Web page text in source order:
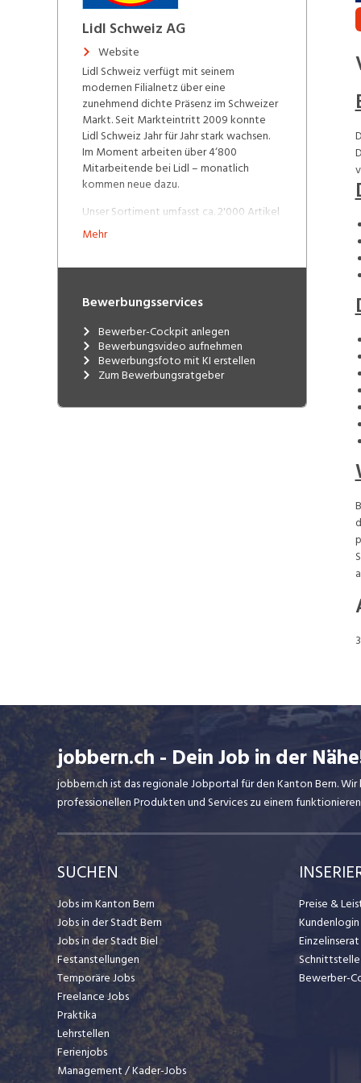
Lidl Schweiz AG
Website
Lidl Schweiz verfügt mit seinem
modernen Filialnetz über eine
zunehmend dichte Präsenz im Schweizer
Markt. Seit Markteintritt 2009 konnte
Lidl Schweiz Jahr für Jahr stark wachsen.
Im Moment arbeiten über 4‘800
Mitarbeitende bei Lidl – monatlich
kommen neue dazu.
Unser Sortiment umfasst ca. 2'000 Artikel
des täglichen Bedarfs. Die Schweizer
Herkunft unserer Produkte ist uns sehr
hochwertige, frische Obst-, Gemüse- und
Brotauswahl im Offenverkauf sowie
Milchprodukte ergänzt. Unsere
wöchentlichen Aktionen mit
ausgewählten Non-Food und Elektronik-
Es erwarten dich spannende Aufgaben
und vielseitige Karrieremöglichkeiten im
dynamischen Umfeld des Detailhandels.
Erfahre mehr zu unseren Einstiegs- und
Karrieremöglichkeiten unterteam.lidl.ch
Mehr
Bewerbungsservices
Bewerber-Cockpit anlegen
Bewerbungsvideo aufnehmen
Bewerbungsfoto mit KI erstellen
Zum Bewerbungsratgeber
jobbern.ch - Dein Job in der
jobbern.ch ist das regionale Jobportal für den Kanton Bern.
professionellen Produkten und Services zu einem
SUCHEN
Jobs im Kanton Bern
Jobs in der Stadt Bern
Jobs in der Stadt Biel
Festanstellungen
Temporäre Jobs
Freelance Jobs
Praktika
Lehrstellen
Ferienjobs
Management / Kader-Jobs
Preise &
Kundenlogin
Schnittstelle
Bewerber-